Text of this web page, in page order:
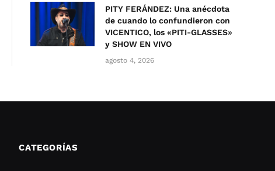
PITY FERÁNDEZ: Una anécdota
de cuando lo confundieron con
VICENTICO, los «PITI-GLASSES»
y SHOW EN VIVO
agosto 4, 2026
CATEGORÍAS